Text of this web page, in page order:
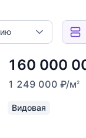
160 000
1 249 000 ₽/м2
Видовая